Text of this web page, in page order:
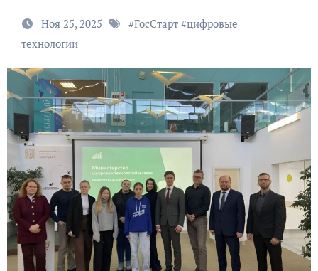
Ноя 25, 2025 #ГосСтарт#цифровые
технологии